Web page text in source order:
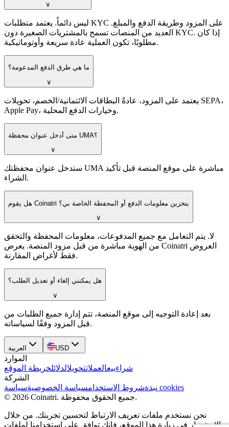
∨
ليس دائماً. يعتمد متطلبات KYC على المزود وطريقة الدفع والمبلغ.
العديد من المنصات تسمح بالمشتريات الصغيرة دون KYC. إذا كان
مطلوبًا، تكون العملية عادة سريعة وأوتوماتيكية.
ما هي طرق الدفع المدعومة؟
∨
يعتمد على المزود، عادةً البطاقات الائتمانية/الخصم، تحويلات SEPA،
Apple Pay، وخيارات الدفع المحلية.
متى أدخل عنوان محفظة UMA؟
∨
ستدخل عنوان محفظتك UMA مباشرة على موقع المنصة قبل تأكيد
الشراء.
هل يقوم Coinatri بتخزين معلومات الدفع أو المحفظة الخاصة بي؟
∨
لا. يتم التعامل مع جميع المدفوعات، معلومات المحفظة والتحقق
من الهوية مباشرة من قبل مزود المنصة. يعرض Coinatri العروض
فقط لأغراض المقارنة.
هل يمكنني إلغاء أو تعديل الطلب؟
∨
بعد إعادة التوجيه إلى موقع المنصة، تتم إدارة جميع الطلبات من
قبل المزود وفقًا لسياساته.
العربية USD
الموارد
شراءبيعالعملاتتحويلالدلائلخريطة الموقع
الشركة
نبذةشروط الاستخدامسياسة الخصوصية
سياسة cookies
© 2026 Coinatri. جميع الحقوق محفوظة.
نحن نستخدم ملفات تعريف الارتباط لتحسين تجربتك. من خلال
الاستمرار في زيارة هذا الموقع، فإنك توافق على استخدامنا لملفات